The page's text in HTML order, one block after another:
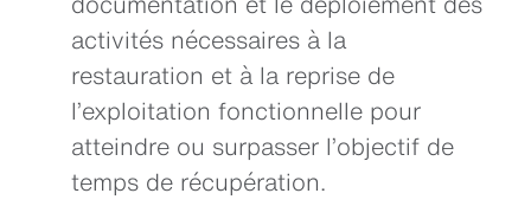
activités nécessaires à la
restauration et à la reprise de
l’exploitation fonctionnelle pour
atteindre ou surpasser l’objectif de
temps de récupération.